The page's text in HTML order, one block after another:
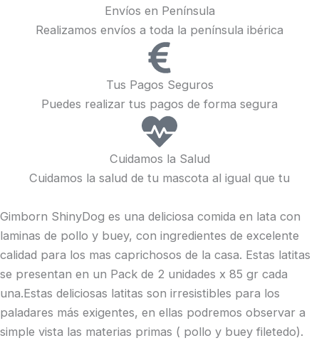
Envíos en Península
Realizamos envíos a toda la península ibérica
Tus Pagos Seguros
Puedes realizar tus pagos de forma segura
Cuidamos la Salud
Cuidamos la salud de tu mascota al igual que tu
Gimborn ShinyDog es una deliciosa comida en lata con
laminas de pollo y buey, con ingredientes de excelente
calidad para los mas caprichosos de la casa. Estas latitas
se presentan en un Pack de 2 unidades x 85 gr cada
una.Estas deliciosas latitas son irresistibles para los
paladares más exigentes, en ellas podremos observar a
simple vista las materias primas ( pollo y buey filetedo).